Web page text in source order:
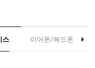
스 이어폰/헤드폰